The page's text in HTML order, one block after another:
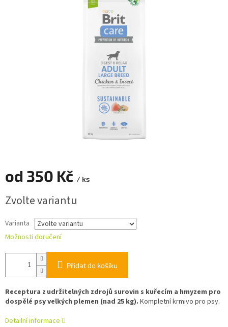
od 350 Kč / ks
cena:
Zvolte variantu
Varianta
Možnosti doručení
Přidat do košíku
Receptura z udržitelných zdrojů surovin s kuřecím a hmyzem pro
dospělé psy velkých plemen (nad 25 kg). Kompletní krmivo pro psy.
Detailní informace